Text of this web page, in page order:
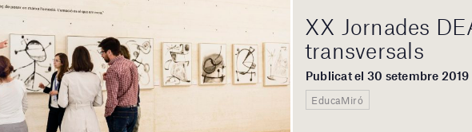
XX Jornades
transversals
Publicat el 30 setembre 2019
EducaMiró